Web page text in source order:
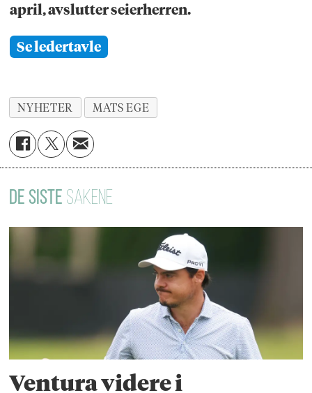
april, avslutter seierherren.
Se ledertavle
NYHETER MATS EGE
DE SISTE SAKENE
Ventura videre i